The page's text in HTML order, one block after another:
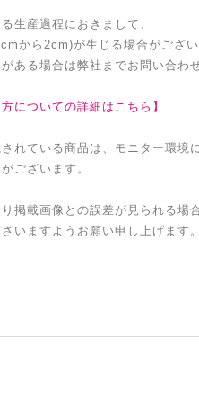
生産過程におきまして、
から2cm)が生じる場合がござい
ある場合は弊社までお問い合わ
についての詳細はこちら】
れている商品は、モニター環境
ございます。
掲載画像との誤差が見られる場
いますようお願い申し上げます。